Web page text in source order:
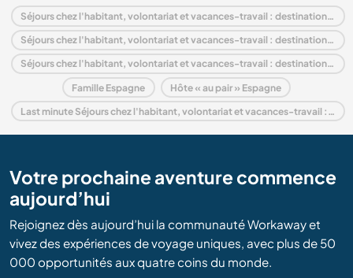
Séjours chez l'habitant, volontariat et vacances-travail : destination Espagne
Séjours chez l'habitant, volontariat et vacances-travail : destination Europe
Séjours chez l'habitant, volontariat et vacances-travail : destination Galice
Famille Espagne Hôte « au pair » Espagne
Last minute Séjours chez l'habitant, volontariat et vacances-travail : destination Espagne
Votre prochaine aventure commence
aujourd’hui
Rejoignez dès aujourd’hui la communauté Workaway et
vivez des expériences de voyage uniques, avec plus de 50
000 opportunités aux quatre coins du monde.